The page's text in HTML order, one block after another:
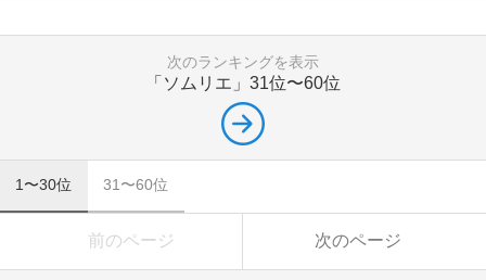
次のランキングを表示
「ソムリエ」 31位〜60位
1〜30位 31〜60位
前のページ 次のページ